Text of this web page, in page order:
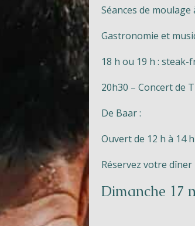
Séances de moulage
Gastronomie et
18 h ou 19 h : steak-
20h30 – Concert de
De Baar :
Ouvert de 12 h à 14 h
Réservez votre
Dimanche 17